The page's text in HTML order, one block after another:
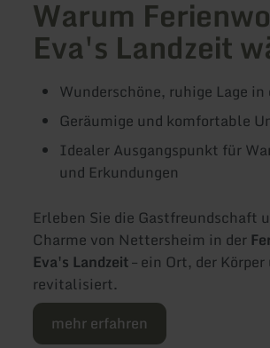
Warum
Eva's Landzeit
Wunderschöne, ruhige Lage
Geräumige und komfortable
Idealer Ausgangspunkt für
und Erkundungen
Erleben Sie die Gastfreundschaft
Charme von Nettersheim in der
Eva's Landzeit– ein Ort, der
revitalisiert.
mehr erfahren